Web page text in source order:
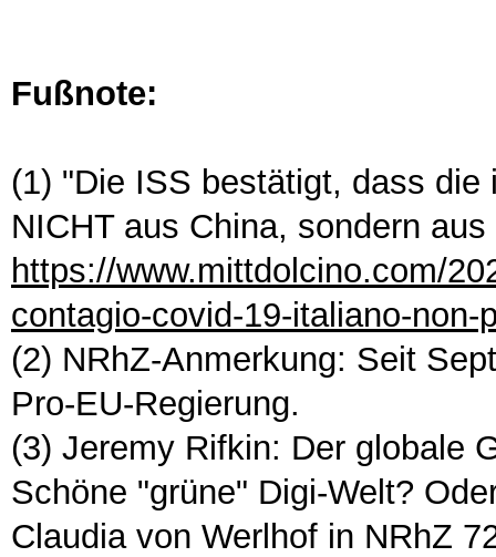
Fußnote:
(1) "Die ISS bestätigt, dass
NICHT aus China, sondern
https://www.mittdolcino.com/
contagio-covid-19-italiano-
(2) NRhZ-Anmerkung: Seit
Pro-EU-Regierung.
(3) Jeremy Rifkin: Der globale
Schöne "grüne" Digi-Welt?
Claudia von Werlhof in NRhZ